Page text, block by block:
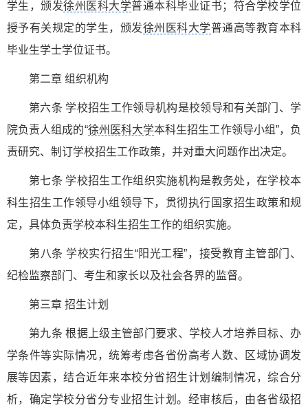
学生，颁发徐州医科大学普通本科毕业证书；符合学校学位
授予有关规定的学生，颁发徐州医科大学普通高等教育本科
毕业生学士学位证书。
第二章 组织机构
第六条 学校招生工作领导机构是校领导和有关部门、学
院负责人组成的“徐州医科大学本科生招生工作领导小组”，负
责研究、制订学校招生工作政策，并对重大问题作出决定。
第七条 学校招生工作组织实施机构是教务处，在学校本
科生招生工作领导小组领导下，贯彻执行国家招生政策和规
定，具体负责学校本科生招生工作的组织实施。
第八条 学校实行招生“阳光工程”，接受教育主管部门、
纪检监察部门、考生和家长以及社会各界的监督。
第三章 招生计划
第九条 根据上级主管部门要求、学校人才培养目标、办
学条件等实际情况，统筹考虑各省份高考人数、区域协调发
展等因素，结合近年来本校分省招生计划编制情况，综合分
析，确定学校分省分专业招生计划。经审核后，由各省级招